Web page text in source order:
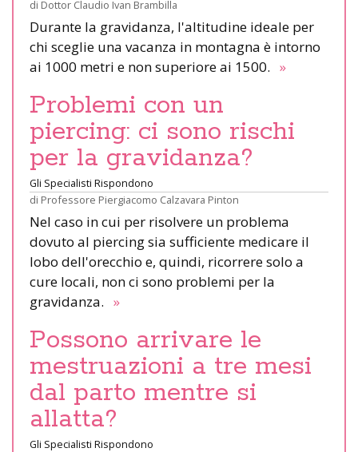
di Dottor Claudio Ivan Brambilla
Durante la gravidanza, l'altitudine ideale per
chi sceglie una vacanza in montagna è intorno
ai 1000 metri e non superiore ai 1500. »
Problemi con un
piercing: ci sono rischi
per la gravidanza?
Gli Specialisti Rispondono
di Professore Piergiacomo Calzavara Pinton
Nel caso in cui per risolvere un problema
dovuto al piercing sia sufficiente medicare il
lobo dell'orecchio e, quindi, ricorrere solo a
cure locali, non ci sono problemi per la
gravidanza. »
Possono arrivare le
mestruazioni a tre mesi
dal parto mentre si
allatta?
Gli Specialisti Rispondono